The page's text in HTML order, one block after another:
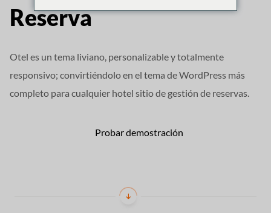
Reserva
Otel es un tema liviano, personalizable y totalmente
responsivo; convirtiéndolo en el tema de WordPress más
completo para cualquier hotel sitio de gestión de reservas.
Probar demostración